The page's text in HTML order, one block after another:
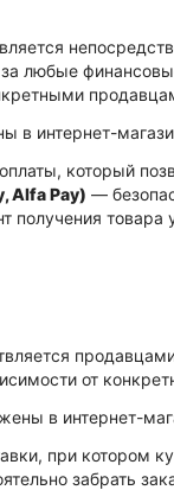
любые
в интернет-
который
Alfa Pay) —
получения товара
от
в интернет-
при котором
забрать